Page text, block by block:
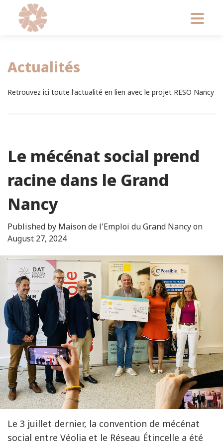
Actualités
Retrouvez ici toute l'actualité en lien avec le projet RESO Nancy
Le mécénat social prend
racine dans le Grand
Nancy
Published by Maison de l'Emploi du Grand Nancy on
August 27, 2024
Le 3 juillet dernier, la convention de mécénat
social entre Véolia et le Réseau Étincelle a été